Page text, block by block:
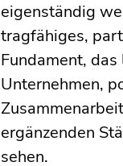
eigenständig
tragfähiges,
Fundament,
Unternehmen,
ergänzenden
sehen.